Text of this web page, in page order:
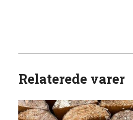
Relaterede varer